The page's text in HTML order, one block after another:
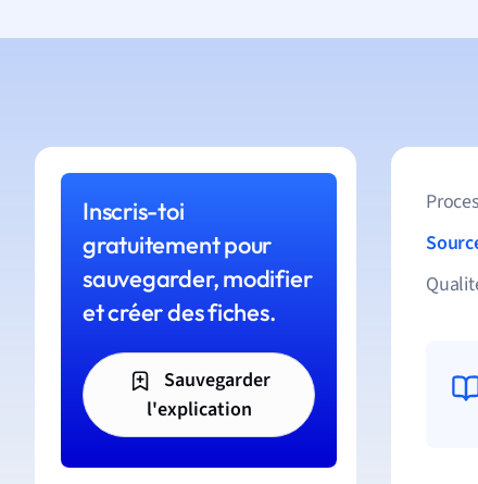
Inscris-toi
gratuitement pour
sauvegarder, modifier
et créer des fiches.
Sauvegarder
l'explication